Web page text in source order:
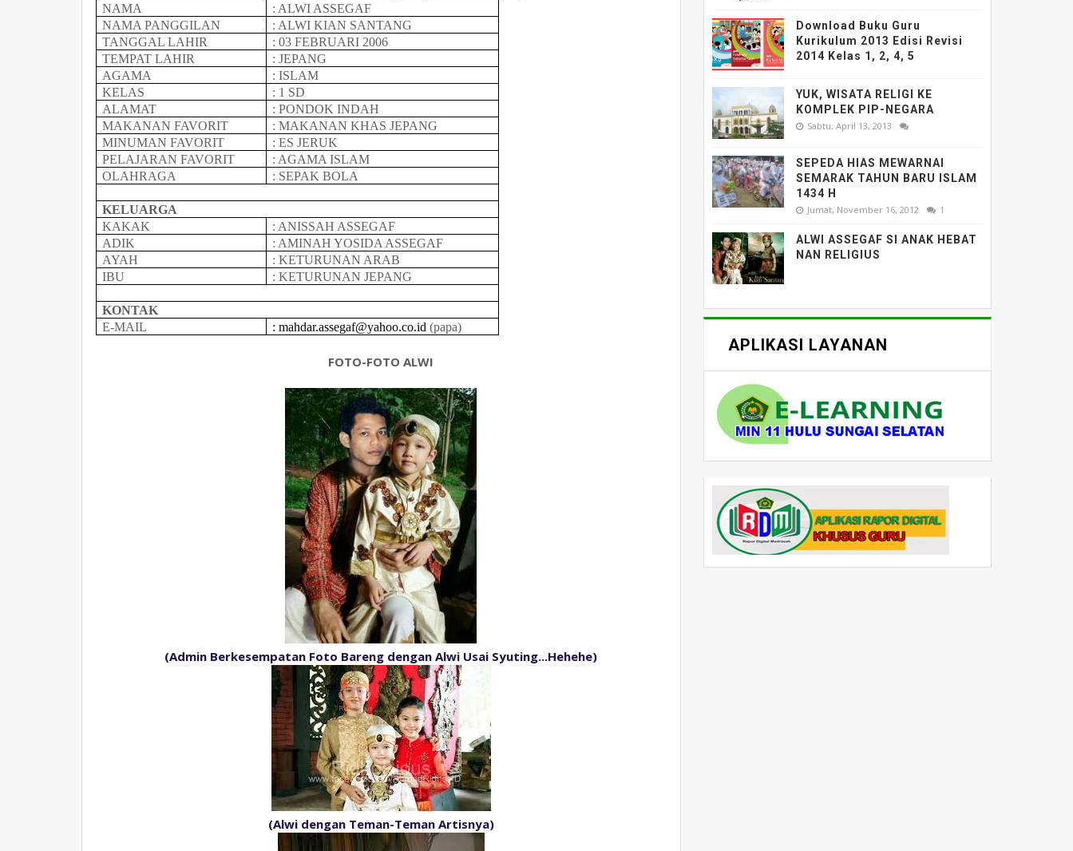
NAMA
: ALWI ASSEGAF
NAMA PANGGILAN
: ALWI KIAN SANTANG
TANGGAL LAHIR
: 03 FEBRUARI 2006
TEMPAT LAHIR
: JEPANG
AGAMA
: ISLAM
KELAS
: 1 SD
ALAMAT
: PONDOK INDAH
MAKANAN FAVORIT
: MAKANAN KHAS JEPANG
MINUMAN FAVORIT
: ES JERUK
PELAJARAN FAVORIT
: AGAMA ISLAM
OLAHRAGA
: SEPAK BOLA
KELUARGA
KAKAK
: ANISSAH ASSEGAF
ADIK
: AMINAH YOSIDA ASSEGAF
AYAH
: KETURUNAN ARAB
IBU
: KETURUNAN JEPANG
KONTAK
E-MAIL
:mahdar.assegaf@yahoo.co.id (papa)
FOTO-FOTO ALWI
(Admin Berkesempatan Foto Bareng dengan Alwi Usai Syuting...Hehehe)
(Alwi dengan Teman-Teman Artisnya)
Download Buku Guru
Kurikulum 2013 Edisi Revisi
2014 Kelas 1, 2, 4, 5
YUK, WISATA RELIGI KE
KOMPLEK PIP-NEGARA
Sabtu, April 13, 2013
SEPEDA HIAS MEWARNAI
SEMARAK TAHUN BARU ISLAM
1434 H
Jumat, November 16, 2012 1
ALWI ASSEGAF SI ANAK HEBAT
NAN RELIGIUS
APLIKASI LAYANAN